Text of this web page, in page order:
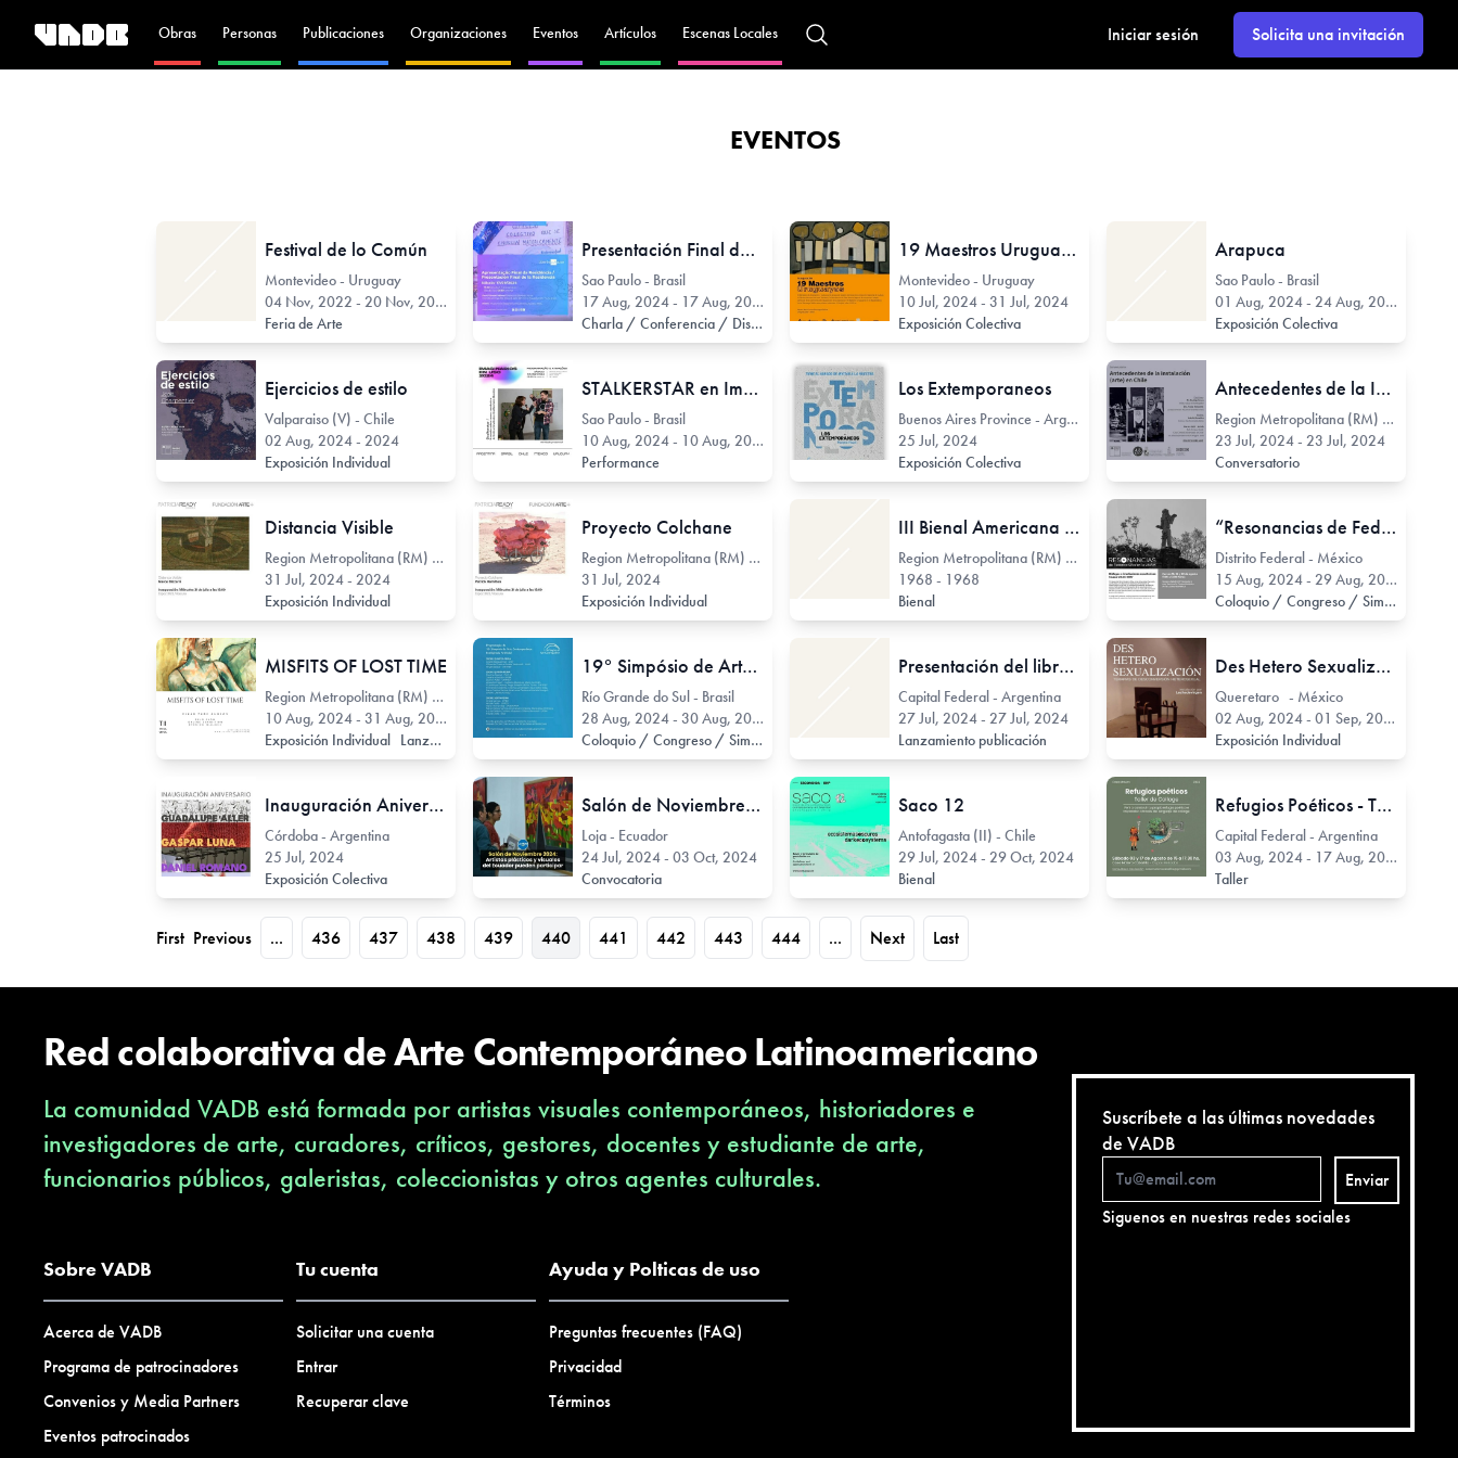
Obras Personas Publicaciones Organizaciones Eventos Artículos Escenas Locales Iniciar sesión Solicita una invitación
EVENTOS
Festival de lo Común
Montevideo - Uruguay
04 Nov, 2022 - 20 Nov, 2022
Feria de Arte
Presentación Final de la Residencia Uberbau_house / agosto 2024 [pesquisa de arte contemporáneo]
Sao Paulo - Brasil
17 Aug, 2024 - 17 Aug, 2024
Charla / Conferencia / Disertación
19 Maestros Uruguayos
Montevideo - Uruguay
10 Jul, 2024 - 31 Jul, 2024
Exposición Colectiva
Arapuca
Sao Paulo - Brasil
01 Aug, 2024 - 24 Aug, 2024
Exposición Colectiva
Ejercicios de estilo
Valparaiso (V) - Chile
02 Aug, 2024 - 2024
Exposición Individual
STALKERSTAR en Imaginarios en Uso
Sao Paulo - Brasil
10 Aug, 2024 - 10 Aug, 2024
Performance
Los Extemporaneos
Buenos Aires Province - Argentina
25 Jul, 2024
Exposición Colectiva
Antecedentes de la Instalación (Arte) en Chile
Region Metropolitana (RM) - Chile
23 Jul, 2024 - 23 Jul, 2024
Conversatorio
Distancia Visible
Region Metropolitana (RM) - Chile
31 Jul, 2024 - 2024
Exposición Individual
Proyecto Colchane
Region Metropolitana (RM) - Chile
31 Jul, 2024
Exposición Individual
III Bienal Americana de Grabado
Region Metropolitana (RM) - Chile
1968 - 1968
Bienal
“Resonancias de Federico Silva en la UNAM” Diálogos e irradiaciones escultóricas, en el Museo UNAM HOY, Instituto de Investigaciones sobre la Universidad y la Educación, IISUE UNAM
Distrito Federal - México
15 Aug, 2024 - 29 Aug, 2024
Coloquio / Congreso / Simposio / Jornada
MISFITS OF LOST TIME
Region Metropolitana (RM) - Chile
10 Aug, 2024 - 31 Aug, 2024
Exposición Individual Lanzamiento publicación
19° Simpósio de Arte Contemporânea: Inteligência Artificial
Río Grande do Sul - Brasil
28 Aug, 2024 - 30 Aug, 2024
Coloquio / Congreso / Simposio / Jornada
Presentación del libro Vidas de Litio
Capital Federal - Argentina
27 Jul, 2024 - 27 Jul, 2024
Lanzamiento publicación
Des Hetero Sexualización
Queretaro - México
02 Aug, 2024 - 01 Sep, 2024
Exposición Individual
Inauguración Aniversario - Artis Galería
Córdoba - Argentina
25 Jul, 2024
Exposición Colectiva
Salón de Noviembre 2024
Loja - Ecuador
24 Jul, 2024 - 03 Oct, 2024
Convocatoria
Saco 12
Antofagasta (II) - Chile
29 Jul, 2024 - 29 Oct, 2024
Bienal
Refugios Poéticos - Taller de Collage
Capital Federal - Argentina
03 Aug, 2024 - 17 Aug, 2024
Taller
First Previous ... 436 437 438 439 440 441 442 443 444 ... Next Last
Red colaborativa de Arte Contemporáneo Latinoamericano
La comunidad VADB está formada por artistas visuales contemporáneos, historiadores e
investigadores de arte, curadores, críticos, gestores, docentes y estudiante de arte,
funcionarios públicos, galeristas, coleccionistas y otros agentes culturales.
Sobre VADB
Acerca de VADB
Programa de patrocinadores
Convenios y Media Partners
Eventos patrocinados
Tu cuenta
Solicitar una cuenta
Entrar
Recuperar clave
Ayuda y Polticas de uso
Preguntas frecuentes (FAQ)
Privacidad
Términos
Suscríbete a las últimas novedades
de VADB
Enviar
Siguenos en nuestras redes sociales